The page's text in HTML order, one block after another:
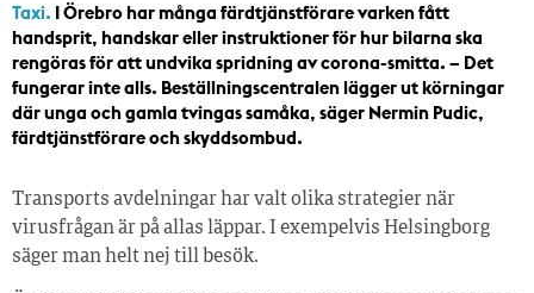
Taxi. I Örebro har många färdtjänstförare varken fått
handsprit, handskar eller instruktioner för hur bilarna ska
rengöras för att undvika spridning av corona-smitta. – Det
fungerar inte alls. Beställningscentralen lägger ut körningar
där unga och gamla tvingas samåka, säger Nermin Pudic,
färdtjänstförare och skyddsombud.
Transports avdelningar har valt olika strategier när
virusfrågan är på allas läppar. I exempelvis Helsingborg
säger man helt nej till besök.